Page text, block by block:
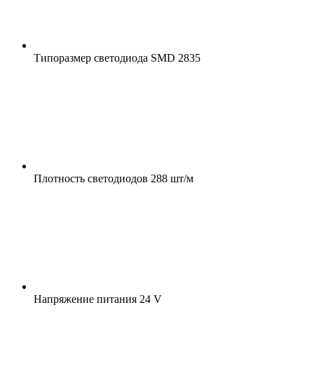
Типоразмер светодиода SMD 2835
Плотность светодиодов 288 шт/м
Напряжение питания 24 V